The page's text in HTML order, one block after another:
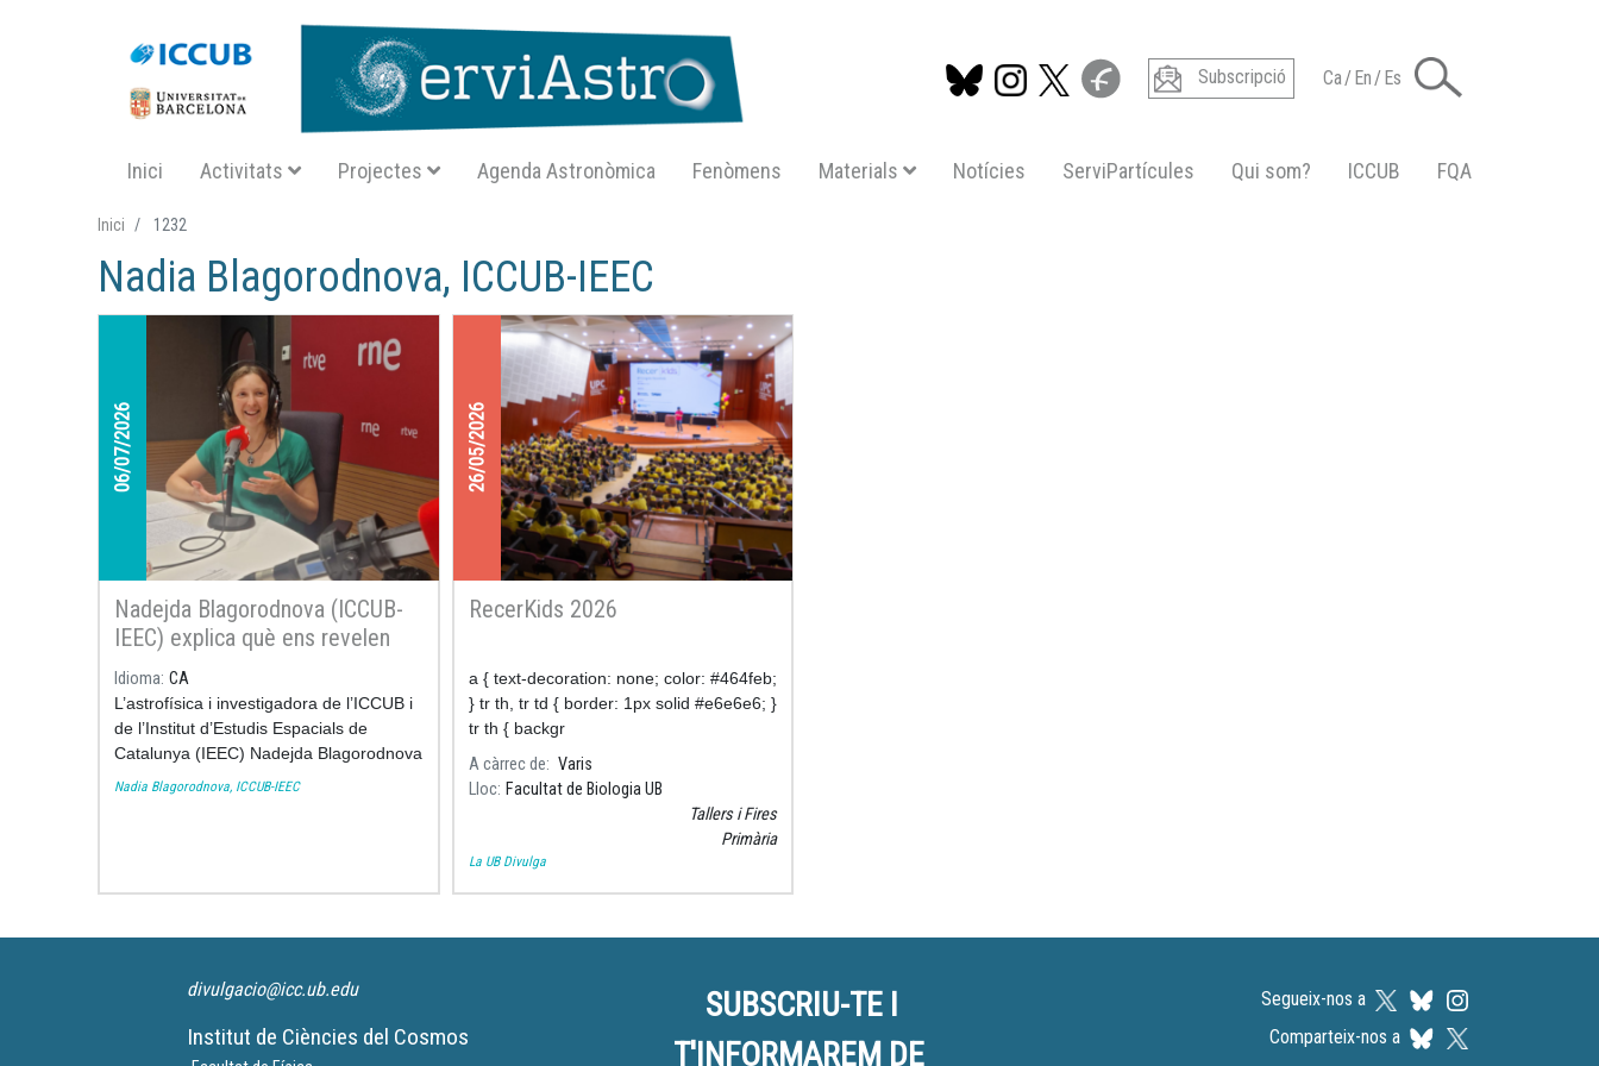
Subscripció Ca/En/Es
Navegació principal SA
Inici Activitats Projectes Agenda Astronòmica Fenòmens Materials Notícies ServiPartícules Qui som? ICCUB FQA
Inici 1232
Nadia Blagorodnova, ICCUB-IEEC
06/07/2026
Nadejda Blagorodnova (ICCUB-
IEEC) explica què ens revelen
les estrelles sobre l’Univers al
Diga-li ciència de Ràdio 4
Idioma CA
L’astrofísica i investigadora de l’ICCUB i
de l’Institut d’Estudis Espacials de
Catalunya (IEEC) Nadejda Blagorodnova
participa al programaDiga-li ciència
Nadia Blagorodnova, ICCUB-IEEC
26/05/2026
RecerKids 2026
a { text-decoration: none; color: #464feb;
} tr th, tr td { border: 1px solid #e6e6e6; }
tr th { backgr
A càrrec de
Varis
Lloc Facultat de Biologia UB
Tallers i Fires
Primària
La UB Divulga
divulgacio@icc.ub.edu
Institut de Ciències del Cosmos
SUBSCRIU-TE I
T'INFORMAREM DE
Segueix-nos a
Comparteix-nos a